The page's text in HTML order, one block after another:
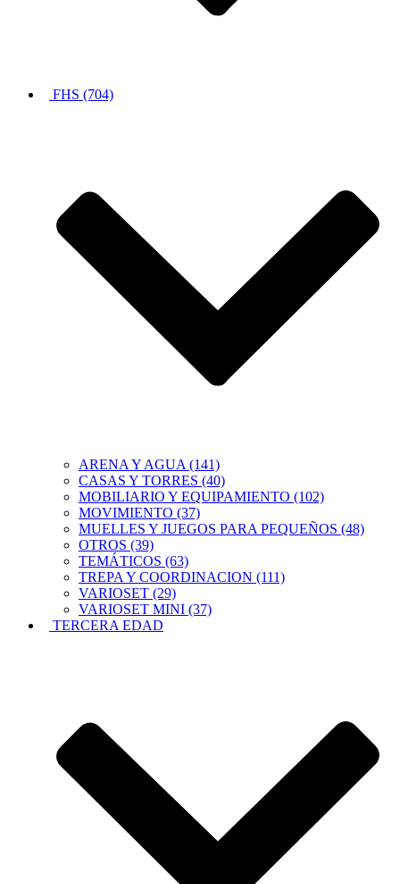
FHS (704)
ARENA Y AGUA (141)
CASAS Y TORRES (40)
MOBILIARIO Y EQUIPAMIENTO (102)
MOVIMIENTO (37)
MUELLES Y JUEGOS PARA PEQUEÑOS (48)
OTROS (39)
TEMÁTICOS (63)
TREPA Y COORDINACION (111)
VARIOSET (29)
VARIOSET MINI (37)
TERCERA EDAD